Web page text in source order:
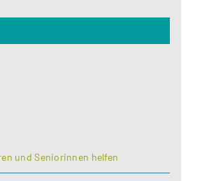
und Seniorinnen helfen